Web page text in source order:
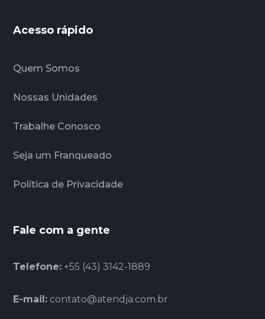
Acesso rápido
Quem Somos
Nossas Unidades
Trabalhe Conosco
Seja um Franqueado
Política de Privacidade
Fale com a gente
Telefone: +55 (43) 3142-1889
E-mail: contato@atendja.com.br